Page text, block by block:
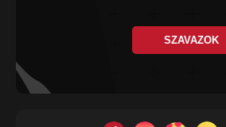
SZAVAZOK